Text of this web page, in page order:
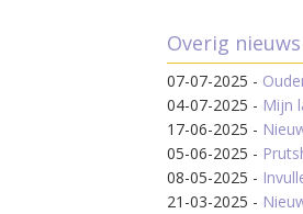
Overig nieuws
07-07-2025 -
04-07-2025 - Mijn
17-06-2025 -
05-06-2025 -
08-05-2025 -
21-03-2025 -